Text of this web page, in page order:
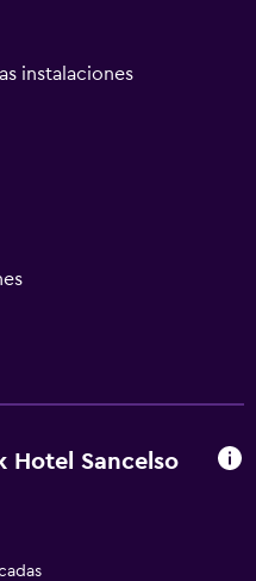
instalaciones
(pueden aplicar cargos
Hotel Sancelso